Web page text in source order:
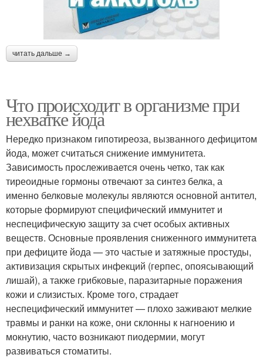
читать дальше →
Что происходит в организме при
нехватке йода
Нередко признаком гипотиреоза, вызванного дефицитом
йода, может считаться снижение иммунитета.
Зависимость прослеживается очень четко, так как
тиреоидные гормоны отвечают за синтез белка, а
именно белковые молекулы являются основной антител,
которые формируют специфический иммунитет и
неспецифическую защиту за счет особых активных
веществ. Основные проявления сниженного иммунитета
при дефиците йода — это частые и затяжные простуды,
активизация скрытых инфекций (герпес, опоясывающий
лишай), а также грибковые, паразитарные поражения
кожи и слизистых. Кроме того, страдает
неспецифический иммунитет — плохо заживают мелкие
травмы и ранки на коже, они склонны к нагноению и
мокнутию, часто возникают пиодермии, могут
развиваться стоматиты.